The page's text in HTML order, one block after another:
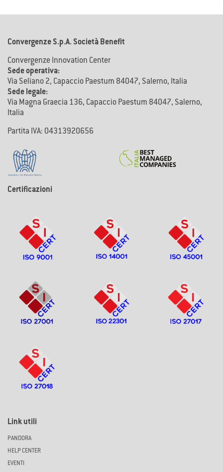
Convergenze S.p.A. Società Benefit
Convergenze Innovation Center
Sede operativa:
Via Seliano 2, Capaccio Paestum 84047, Salerno, Italia
Sede legale:
Via Magna Graecia 136, Capaccio Paestum 84047, Salerno,
Italia
Partita IVA: 04313920656
Certificazioni
Link utili
PANDORA
HELP CENTER
EVENTI